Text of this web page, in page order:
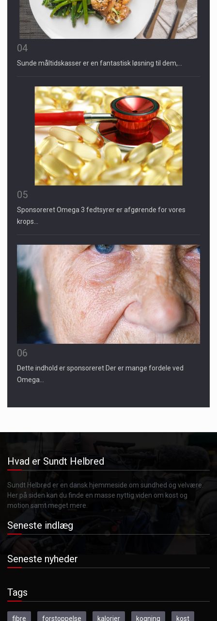
04
Sunde måltidskasser er en fantastisk løsning til dem,…
05
Sponsoreret Omega 3 fedtsyrer er afgørende for vores
krops…
06
Dette indhold er sponsoreret Der er mange fordele ved
Omega…
Hvad er Sundt Helbred
Sundt Helbred er en dansk hjemmeside om sundhed og velvære.
Her på siden kan du finde en masse nyttig viden om kost og
motion samt meget mere.
Seneste indlæg
Seneste nyheder
Tags
fibre forstoppelse kalorier kogning kost